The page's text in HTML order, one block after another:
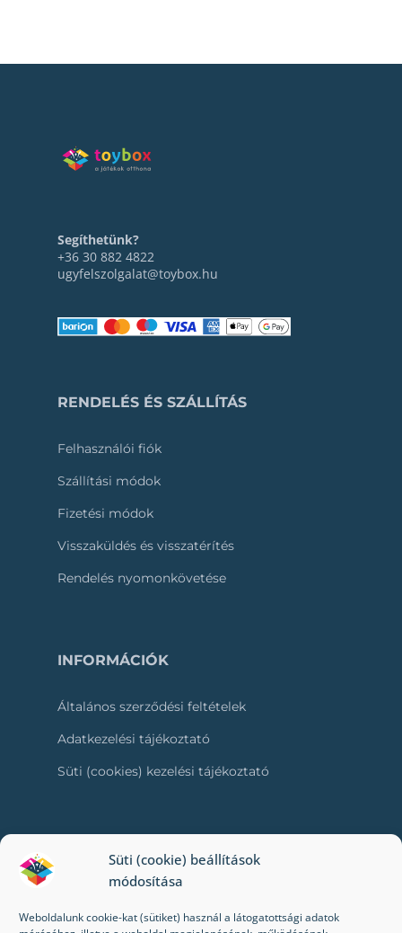
Süti (cookie) beállítások
módosítása
Weboldalunk cookie-kat (sütiket) használ a látogatottsági adatok
Segíthetünk?
+36 30 882 4822
ugyfelszolgalat@toybox.hu
RENDELÉS ÉS SZÁLLÍTÁS
Felhasználói fiók
Szállítási módok
Fizetési módok
Visszaküldés és visszatérítés
Rendelés nyomonkövetése
INFORMÁCIÓK
Általános szerződési feltételek
Adatkezelési tájékoztató
Süti (cookies) kezelési tájékoztató
RÓLUNK